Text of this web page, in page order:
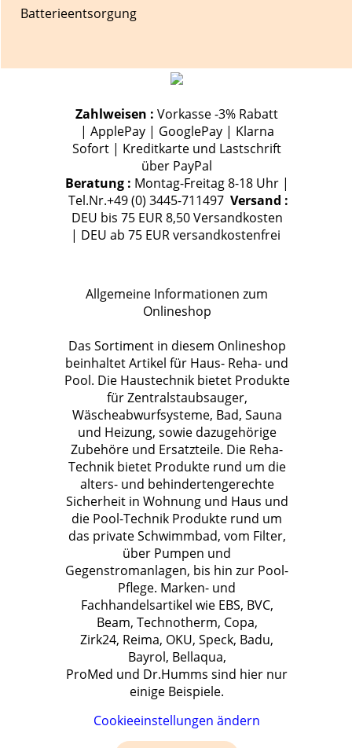
Batterieentsorgung
Zahlweisen : Vorkasse -3% Rabatt
| ApplePay | GooglePay | Klarna
Sofort | Kreditkarte und Lastschrift
über PayPal
Beratung : Montag-Freitag 8-18 Uhr |
Tel.Nr.+49 (0) 3445-711497 Versand :
DEU bis 75 EUR 8,50 Versandkosten
| DEU ab 75 EUR versandkostenfrei
Allgemeine Informationen zum
Onlineshop
Das Sortiment in diesem Onlineshop
beinhaltet Artikel für Haus- Reha- und
Pool. Die Haustechnik bietet Produkte
für Zentralstaubsauger,
Wäscheabwurfsysteme, Bad, Sauna
und Heizung, sowie dazugehörige
Zubehöre und Ersatzteile. Die Reha-
Technik bietet Produkte rund um die
alters- und behindertengerechte
Sicherheit in Wohnung und Haus und
die Pool-Technik Produkte rund um
das private Schwimmbad, vom Filter,
über Pumpen und
Gegenstromanlagen, bis hin zur Pool-
Pflege. Marken- und
Fachhandelsartikel wie EBS, BVC,
Beam, Technotherm, Copa,
Zirk24, Reima, OKU, Speck, Badu,
Bayrol, Bellaqua,
ProMed und Dr.Humms sind hier nur
einige Beispiele.
Cookieeinstellungen ändern